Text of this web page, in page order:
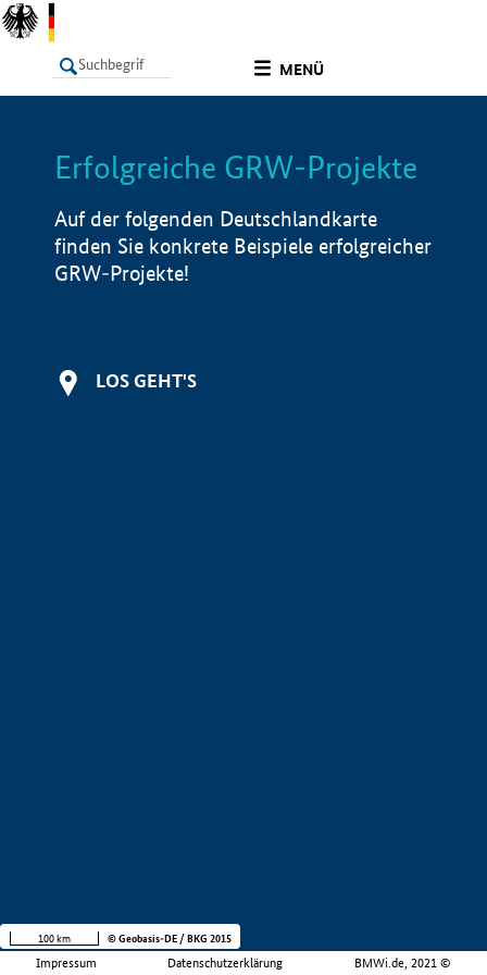
MENÜ
LISTE Info
Erfolgreiche GRW-Projekte
Auf der folgenden Deutschlandkarte
finden Sie konkrete Beispiele erfolgreicher
GRW-Projekte!
LOS GEHT'S
Impressum Datenschutzerklärung BMWi.de, 2021 ©
100 km © Geobasis-DE / BKG 2015